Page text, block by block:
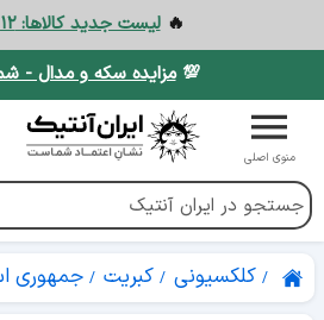
🔥لیست جدید کالاها: ۱۲ مرداد
💯مزایده سکه و مدال -
منوی اصلی
کلکسیونی کبریت جمهوری